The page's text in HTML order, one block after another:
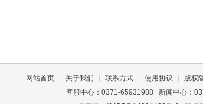
网站首页 关于我们 联系方式 使用协议 版权
客服中心：0371-65931988 新闻中心：